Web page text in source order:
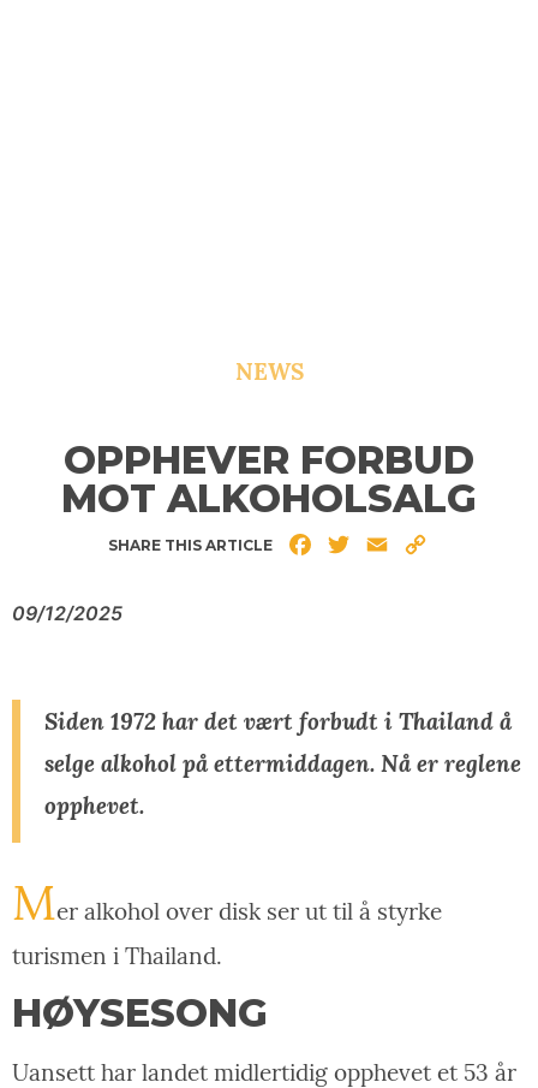
NEWS
OPPHEVER FORBUD
MOT ALKOHOLSALG
SHARE THIS ARTICLE FacebookTwitterEmail
09/12/2025
Siden 1972 har det vært forbudt i Thailand å
selge alkohol på ettermiddagen. Nå er reglene
opphevet.
Mer alkohol over disk ser ut til å styrke
turismen i Thailand.
HØYSESONG
Uansett har landet midlertidig opphevet et 53 år